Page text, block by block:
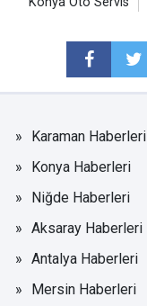
Karaman Haberleri
Konya Haberleri
Niğde Haberleri
Aksaray Haberleri
Antalya Haberleri
Mersin Haberleri